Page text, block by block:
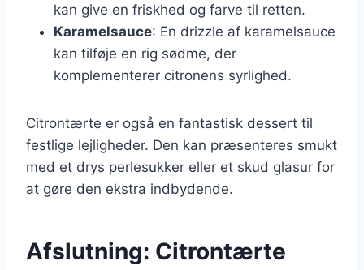
kan give en friskhed og farve til retten.
Karamelsauce: En drizzle af karamelsauce
kan tilføje en rig sødme, der
komplementerer citronens syrlighed.
Citrontærte er også en fantastisk dessert til
festlige lejligheder. Den kan præsenteres smukt
med et drys perlesukker eller et skud glasur for
at gøre den ekstra indbydende.
Afslutning: Citrontærte